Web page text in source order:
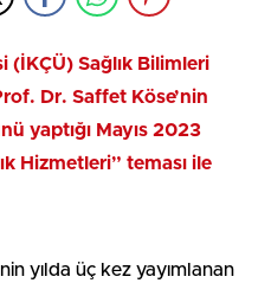
(İKÇÜ) Sağlık Bilimleri
Dr. Saffet Köse’nin
yaptığı Mayıs 2023
Hizmetleri” teması ile
yılda üç kez yayımlanan